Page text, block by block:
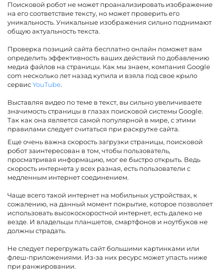
Поисковой робот не может проанализировать изображение
на его соответствие тексту, но может проверить его
уникальность. Уникальные изображения сильно поднимают
общую актуальность текста.
Проверка позиций сайта бесплатно онлайн поможет вам
определить эффективность ваших действий по добавлению
медиа файлов на страницы. Как мы знаем, компания Google
com несколько лет назад купила и взяла под свое крыло
сервисYouTube.
Выставляя видео по теме в текст, вы сильно увеличиваете
значимость страницы в глазах поисковой системы Google.
Так как она является самой популярной в мире, с этими
правилами следует считаться при раскрутке сайта.
Еще очень важна скорость загрузки страницы, поисковой
робот заинтересован в том, чтобы пользователь,
просматривая информацию, мог ее быстро открыть. Ведь
скорость интернета у всех разная, есть пользователи с
медленным интернет соединением.
Чаще всего такой интернет на мобильных устройствах, к
сожалению, на данный момент покрытие, которое позволяет
использовать высокоскоростной интернет, есть далеко не
везде. И владельцы планшетов, смартфонов и ноутбуков не
должны страдать.
Не следует перегружать сайт большими картинками или
флеш-приложениями. Из-за них ресурс может упасть ниже
при ранжировании.